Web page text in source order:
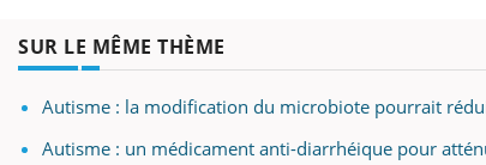
SUR LE MÊME THÈME
Autisme : la modification du microbiote pourrait
Autisme : un médicament anti-diarrhéique pour